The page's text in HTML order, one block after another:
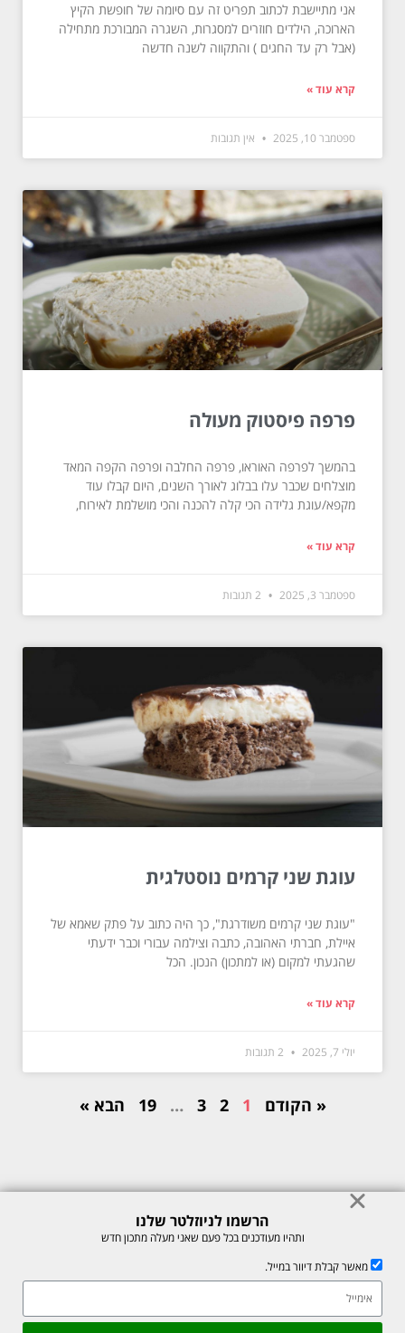
אני מתיישבת לכתוב תפריט זה עם סיומה של חופשת הקיץ
הארוכה, הילדים חוזרים למסגרות, השגרה המבורכת מתחילה
(אבל רק עד החגים ) והתקווה לשנה חדשה
קרא עוד »
ספטמבר 10, 2025 אין תגובות
פרפה פיסטוק מעולה
בהמשך לפרפה האוראו, פרפה החלבה ופרפה הקפה המאד
מוצלחים שכבר עלו בבלוג לאורך השנים, היום קבלו עוד
מקפא/עוגת גלידה הכי קלה להכנה והכי מושלמת לאירוח,
קרא עוד »
ספטמבר 3, 2025
עוגת שני קרמים נוסטלגית
"עוגת שני קרמים משודרגת", כך היה כתוב על פתק שאמא של
איילת, חברתי האהובה, כתבה וצילמה עבורי וכבר ידעתי
שהגעתי למקום (או למתכון) הנכון. הכל
קרא עוד »
יולי 7, 2025
« הקודם 1
2
3
…
19 הבא »
© כל הזכויות לתוכן באתר שמורות למיכל רוזנבך 2026. אין להעתיק או לשכפל
אתר זה מוגן על ידי reCAPTCHA של חברת Google, לצפייה ב-
הרשמו לניוזלטר שלנו
ותהיו מעודכנים בכל פעם שאני מעלה מתכון חדש
מאשר קבלת דיוור במייל.